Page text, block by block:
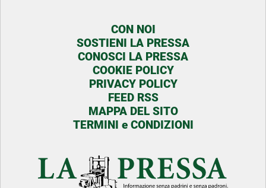
CON NOI
SOSTIENI LA PRESSA
CONOSCI LA PRESSA
COOKIE POLICY
PRIVACY POLICY
FEED RSS
MAPPA DEL SITO
TERMINI e CONDIZIONI